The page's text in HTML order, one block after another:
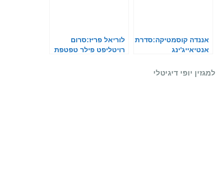
אננדה קוסמטיקה:סדרת
אנטיאייג'ינג
לוריאל פריז:סרום
רויטליפט פילר טפטפת
למגזין יופי דיגיטלי